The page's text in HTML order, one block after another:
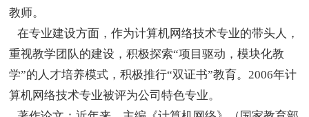
教师。
在专业建设方面，作为计算机网络技术专业的带头人，
重视教学团队的建设，积极探索“项目驱动，模块化教
学”的人才培养模式，积极推行“双证书”教育。2006年计
算机网络技术专业被评为公司特色专业。